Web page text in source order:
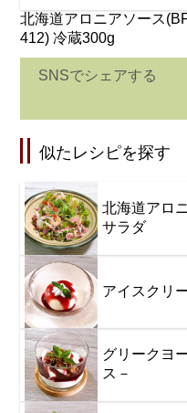
北海道アロニアソース
412) 冷蔵300g
SNSでシェアする
似たレシピを探す
北海道アロ
サラダ
アイスクリ
グリークヨ
ス－